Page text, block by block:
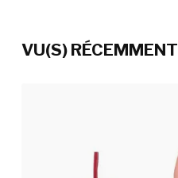
VU(S) RÉCEMMENT